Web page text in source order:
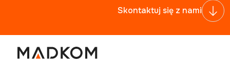
Skontaktuj się z nami